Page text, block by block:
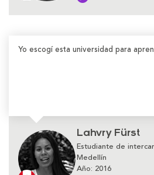
Yo escogí esta universidad para
Lahvry Fürst
Estudiante de
Medellín
Año: 2016